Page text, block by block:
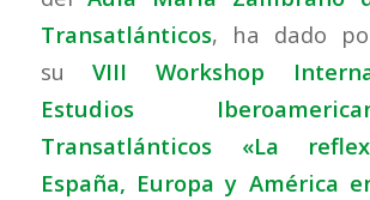
Transatlánticos, ha dado
suVIII Workshop
Estudios
Transatlánticos «La
España, Europa y América